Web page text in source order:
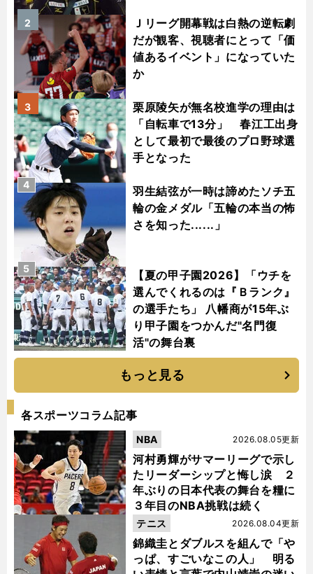
Ｊリーグ開幕戦は白熱の逆転劇
だが観客、視聴者にとって「価
値あるイベント」になっていた
か
2
栗原陵矢が無名校進学の理由は
「自転車で13分」 春江工出身
として最初で最後のプロ野球選
手となった
3
羽生結弦が一時は諦めたソチ五
輪の金メダル「五輪の本当の怖
さを知った......」
4
【夏の甲子園2026】「ウチを
選んでくれるのは『Ｂランク』
の選手たち」 八幡商が15年ぶ
り甲子園をつかんだ"名門復
活"の舞台裏
5
もっと見る
各スポーツコラム記事
河村勇輝がサマーリーグで示し
たリーダーシップと悔し涙 ２
年ぶりの日本代表の舞台を糧に
３年目のNBA挑戦は続く
2026.08.05更新
NBA
錦織圭とダブルスを組んで「や
っぱ、すごいなこの人」 明る
2026.08.04更新
テニス